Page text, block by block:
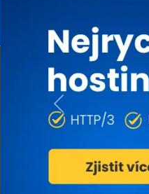
Previous